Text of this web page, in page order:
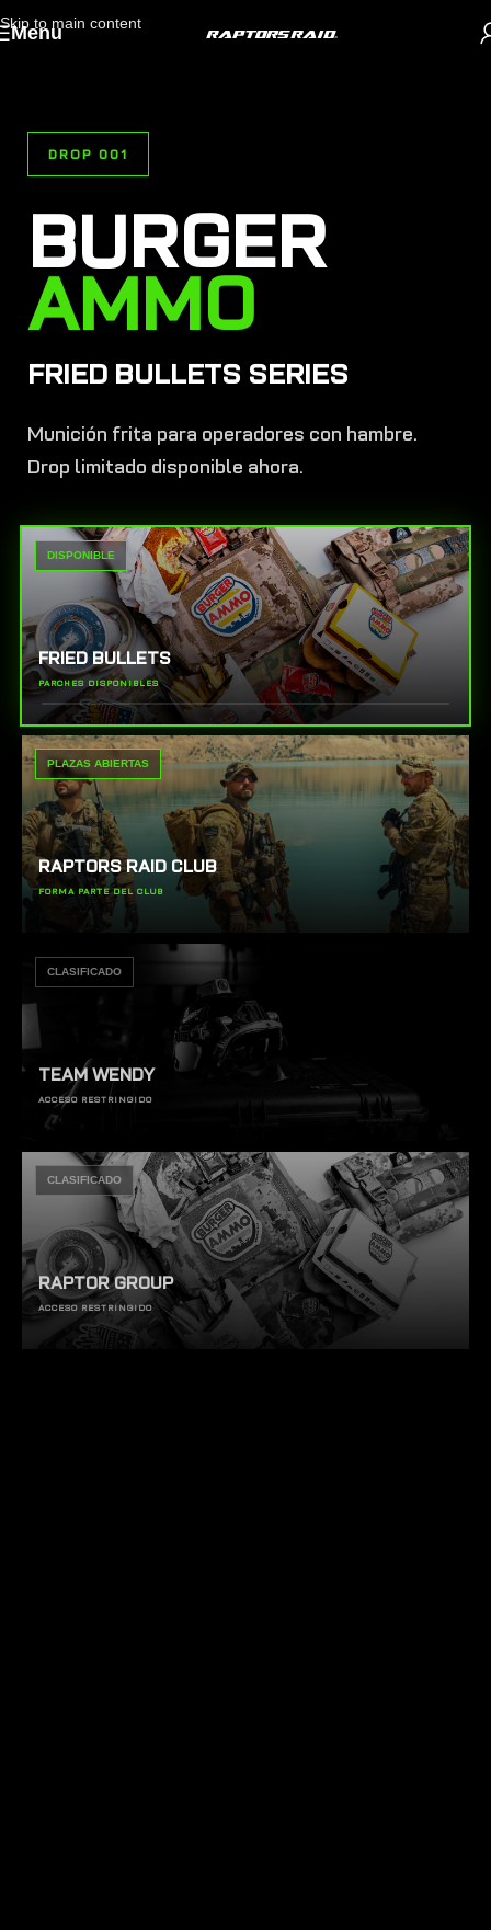
Skip to main content
Menu
DROP 001
BURGER
AMMO
FRIED BULLETS SERIES
Munición frita para operadores con hambre.
Drop limitado disponible ahora.
DISPONIBLE
FRIED BULLETS
PARCHES DISPONIBLES
PLAZAS ABIERTAS
RAPTORS RAID CLUB
FORMA PARTE DEL CLUB
CLASIFICADO
TEAM WENDY
ACCESO RESTRINGIDO
CLASIFICADO
RAPTOR GROUP
ACCESO RESTRINGIDO